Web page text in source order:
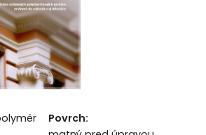
Povrch: